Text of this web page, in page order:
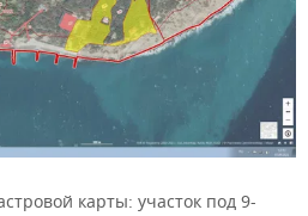
карты: участок под 9-